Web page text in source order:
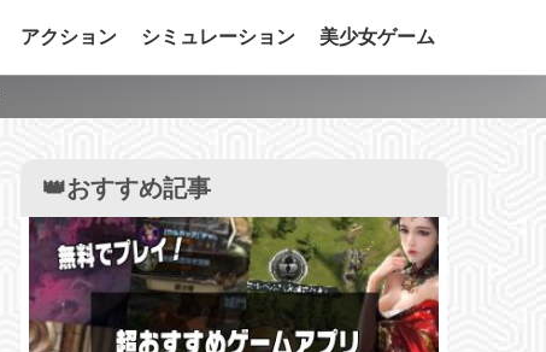
アクション シミュレーション 美少女ゲーム
👑おすすめ記事